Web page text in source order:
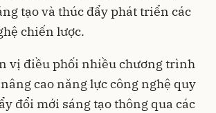
tạo và thúc đẩy phát triển các
chiến lược.
vị điều phối nhiều chương trình
cao năng lực công nghệ quy
đổi mới sáng tạo thông qua các